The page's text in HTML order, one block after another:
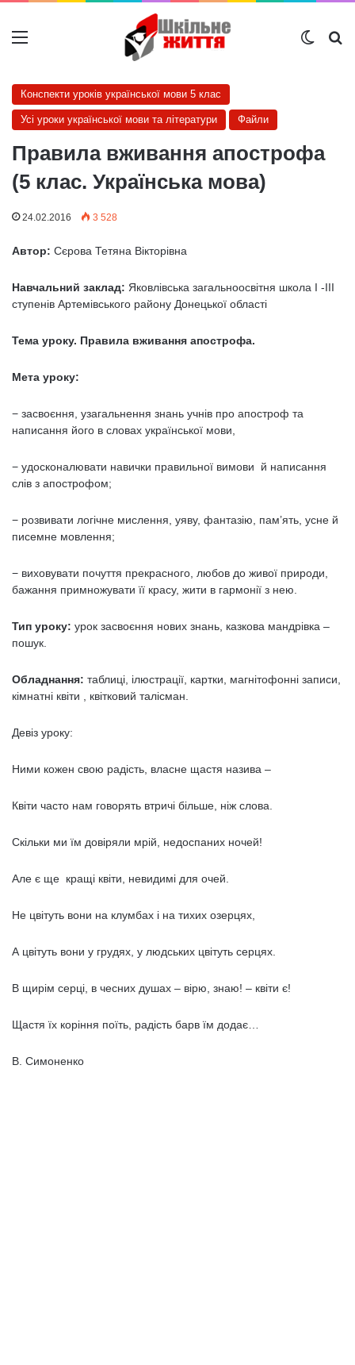
Меню
Конспекти уроків української мови 5 клас
Усі уроки української мови та літератури Файли
Правила вживання апострофа
(5 клас. Українська мова)
24.02.2016 3 528
Автор: Сєрова Тетяна Вікторівна
Навчальний заклад: Яковлівська загальноосвітня школа I -III
ступенів Артемівського району Донецької області
Тема уроку. Правила вживання апострофа.
Мета уроку:
− засвоєння, узагальнення знань учнів про апостроф та
написання його в словах української мови,
− удосконалювати навички правильної вимови й написання
слів з апострофом;
− розвивати логічне мислення, уяву, фантазію, пам’ять, усне й
писемне мовлення;
− виховувати почуття прекрасного, любов до живої природи,
бажання примножувати її красу, жити в гармонії з нею.
Тип уроку: урок засвоєння нових знань, казкова мандрівка –
пошук.
Обладнання: таблиці, ілюстрації, картки, магнітофонні записи,
кімнатні квіти , квітковий талісман.
Девіз уроку:
Ними кожен свою радість, власне щастя назива –
Квіти часто нам говорять втричі більше, ніж слова.
Скільки ми їм довіряли мрій, недоспаних ночей!
Але є ще кращі квіти, невидимі для очей.
Не цвітуть вони на клумбах і на тихих озерцях,
А цвітуть вони у грудях, у людських цвітуть серцях.
В щирім серці, в чесних душах – вірю, знаю! – квіти є!
Щастя їх коріння поїть, радість барв їм додає…
В. Симоненко